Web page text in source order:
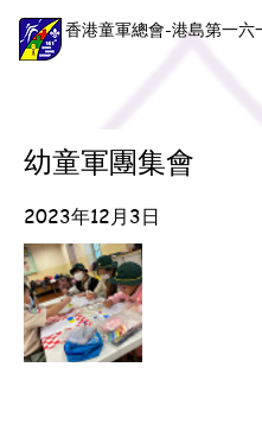
香港童軍總會-港島第一六
幼童軍團集會
2023年12月3日